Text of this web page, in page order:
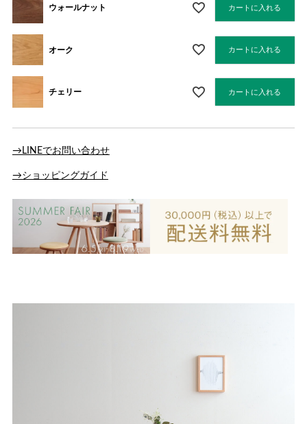
ウォールナット カートに入れる
オーク カートに入れる
チェリー カートに入れる
→LINEでお問い合わせ
→ショッピングガイド